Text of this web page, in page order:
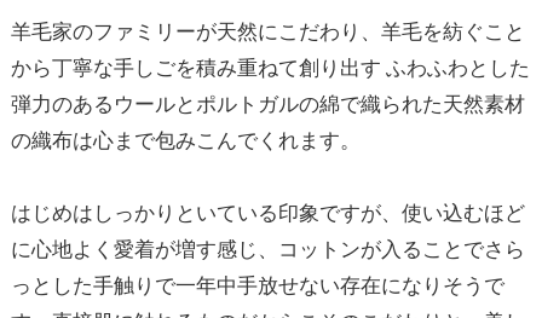
羊毛家のファミリーが天然にこだわり、羊毛を紡ぐこと
から丁寧な手しごを積み重ねて創り出す ふわふわとした
弾力のあるウールとポルトガルの綿で織られた天然素材
の織布は心まで包みこんでくれます。
はじめはしっかりといている印象ですが、使い込むほど
に心地よく愛着が増す感じ、コットンが入ることでさら
っとした手触りで一年中手放せない存在になりそうで